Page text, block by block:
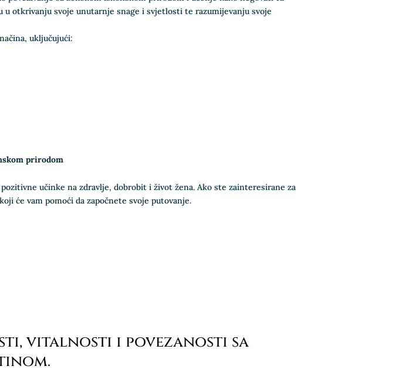
u otkrivanju svoje unutarnje snage i svjetlosti te razumijevanju svoje
uključujući:
prirodom
učinke na zdravlje, dobrobit i život žena. Ako ste zainteresirane za
će vam pomoći da započnete svoje putovanje.
vitalnosti i povezanosti sa